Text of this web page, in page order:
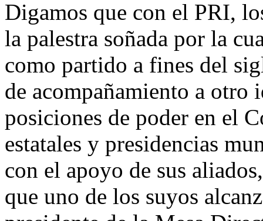
Digamos que con el PRI,
la palestra soñada por la
como partido a fines del
de acompañamiento a
posiciones de poder en el
estatales y presidencias
con el apoyo de sus
que uno de los suyos